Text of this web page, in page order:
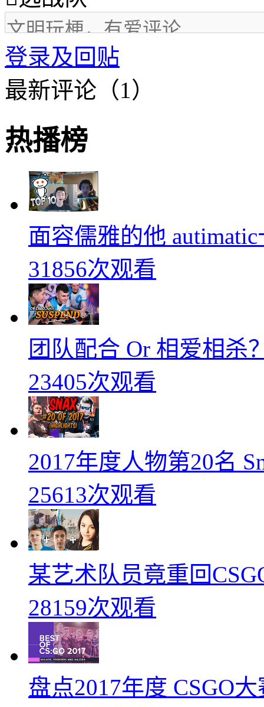
登录及回贴
最新评论（1）
热播榜
面容儒雅的他
31856次观看
团队配合 Or 相爱相杀
23405次观看
2017年度人物第20名
25613次观看
某艺术队员竟重回
28159次观看
盘点2017年度 CSGO